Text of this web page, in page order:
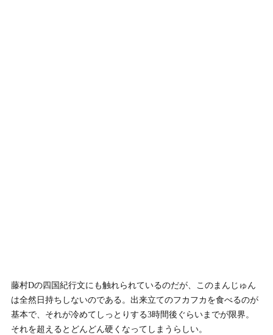
藤村Dの四国紀行文にも触れられているのだが、このまんじゅん
は全然日持ちしないのである。出来立てのフカフカを食べるのが
基本で、それが冷めてしっとりする3時間後ぐらいまでが限界。
それを超えるとどんどん硬くなってしまうらしい。